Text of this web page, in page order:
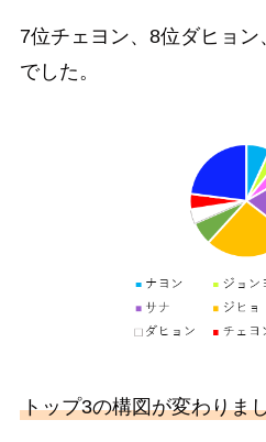
7位チェヨン、8位ダヒョ
でした。
トップ3の構図が変わりま